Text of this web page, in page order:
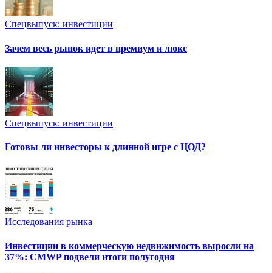
Спецвыпуск: инвестиции
Зачем весь рынок идет в премиум и люкс
Спецвыпуск: инвестиции
Готовы ли инвесторы к длинной игре с ЦОД?
Исследования рынка
Инвестиции в коммерческую недвижимость выросли на
37%: CMWP подвели итоги полугодия